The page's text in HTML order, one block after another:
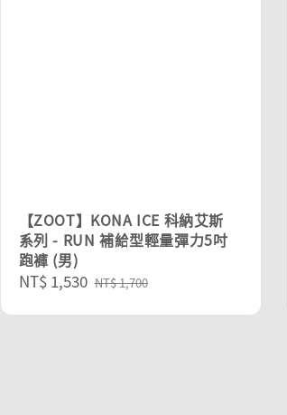
【ZOOT】KONA ICE 科納艾斯
系列 - RUN 補給型輕量彈力5吋
跑褲 (男)
Sale
NT$ 1,530 Regular
NT$ 1,700